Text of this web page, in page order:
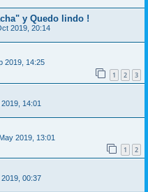
y Quedo lindo !
2019, 20:14
2019, 14:25
1 2 3
14:01
2019, 13:01
1 2
2019, 00:37